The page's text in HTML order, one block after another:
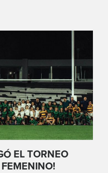
EL TORNEO